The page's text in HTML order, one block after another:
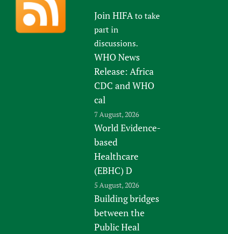
Join HIFAto take
part in
discussions.
WHO News
Release: Africa
CDC and WHO
cal
7 August, 2026
World Evidence-
based
Healthcare
(EBHC) D
5 August, 2026
Building bridges
between the
Public Heal